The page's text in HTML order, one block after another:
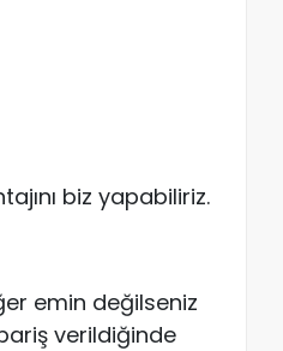
biz yapabiliriz.
emin değilseniz
verildiğinde